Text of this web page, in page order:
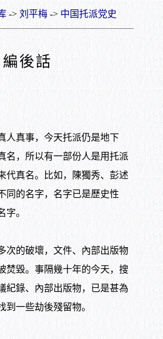
-> 刘平梅-> 中国托派党史
編後話
真事，今天托派仍是地下
名，所以有一部份人是用托派
代真名。比如，陳獨秀、彭述
同的名字，名字已是歷史性
字。
的破壞，文件、內部出版物
焚毀。事隔幾十年的今天，搜
紀錄、內部出版物，已是甚為
到一些劫後殘留物。